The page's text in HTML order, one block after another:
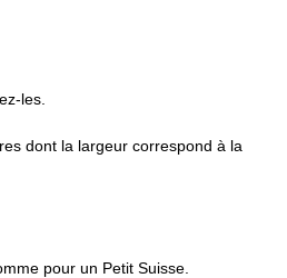
les.
dont la largeur correspond à la
pour un Petit Suisse.